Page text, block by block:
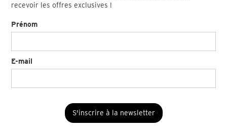
recevoir les offres exclusives !
Prénom
E-mail